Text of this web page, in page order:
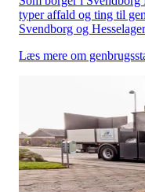
typer affald og ting til
Svendborg og
Læs mere om